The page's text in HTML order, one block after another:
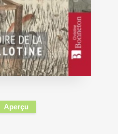
Aperçu